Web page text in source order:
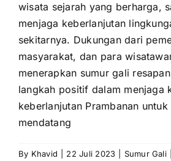
wisata sejarah yang berharga,
menjaga keberlanjutan
sekitarnya. Dukungan dari
masyarakat, dan para
menerapkan sumur gali
langkah positif dalam menjaga
keberlanjutan Prambanan untuk
mendatang
By Khavid 22 Juli 2023 Sumur Gali